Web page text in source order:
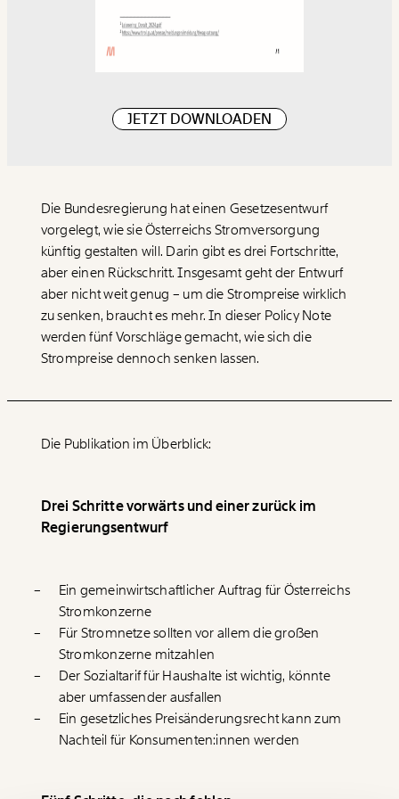
Veränderung
beginnt mit Dir!
WerdeFördermitgliedund wir können gemeinsam
unsere Wirtschaft so gestalten, dass sie für alle
funktioniert. Unsere Recherchen sind für alle frei im
Netz. Unabhängig und werbefrei. Und das wird auch
so bleiben. Kämpf’ mit uns für den Fortschritt und
unterstütze uns mit Deinem Mitgliedsbeitrag.
Hier unsere IBAN: AT34 4300 0498 0007 6017
JETZT DOWNLOADEN
Die Bundesregierung hat einen Gesetzesentwurf
vorgelegt, wie sie Österreichs Stromversorgung
künftig gestalten will. Darin gibt es drei Fortschritte,
aber einen Rückschritt. Insgesamt geht der Entwurf
aber nicht weit genug – um die Strompreise wirklich
zu senken, braucht es mehr. In dieser Policy Note
werden fünf Vorschläge gemacht, wie sich die
Strompreise dennoch senken lassen.
Die Publikation im Überblick:
Drei Schritte vorwärts und einer zurück im
Regierungsentwurf
Ein gemeinwirtschaftlicher Auftrag für Österreichs
Stromkonzerne
Für Stromnetze sollten vor allem die großen
Stromkonzerne mitzahlen
Der Sozialtarif für Haushalte ist wichtig, könnte
aber umfassender ausfallen
Ein gesetzliches Preisänderungsrecht kann zum
Nachteil für Konsumenten:innen werden